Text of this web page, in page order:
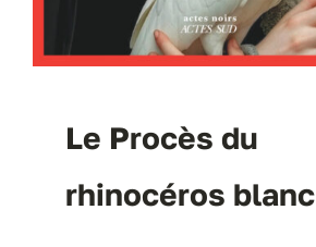
Le Procès du
rhinocéros blanc